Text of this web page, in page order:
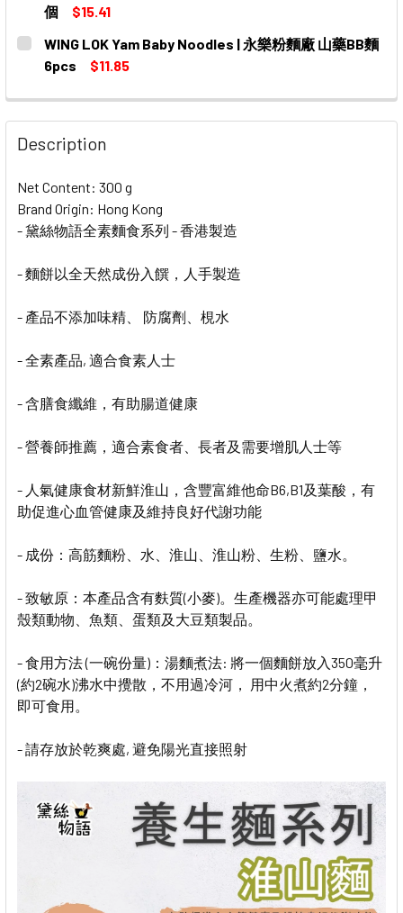
DECREASE QUANTITY OF D&J KALE NOODLES 6PCS | 黛
INCREASE QUANTITY OF D&J KALE NOODLES
個
$15.41
CURRENT
STOCK:
QUANTITY:
DECREASE QUANTITY OF D&J PORCINI NOODLES 6PCS |
INCREASE QUANTITY OF D&J PORCINI
WING LOK Yam Baby Noodles | 永樂粉麵廠 山藥BB麵
6pcs
$11.85
DECREASE QUANTITY OF WING LOK YAM BABY NOODLES |
INCREASE QUANTITY OF WING LOK YAM BABY
Description
Net Content: 300 g
Brand Origin: Hong Kong
- 黛絲物語全素麵食系列 - 香港製造
- 麵餅以全天然成份入饌，人手製造
- 產品不添加味精、 防腐劑、梘水
- 全素產品, 適合食素人士
- 含膳食纖維，有助腸道健康
- 營養師推薦，適合素食者、長者及需要增肌人士等
- 人氣健康食材新鮮淮山，含豐富維他命B6,B1及葉酸，有
助促進心血管健康及維持良好代謝功能
- 成份：高筋麵粉、水、淮山、淮山粉、生粉、鹽水。
- 致敏原：本產品含有麩質(小麥)。生產機器亦可能處理甲
殼類動物、魚類、蛋類及大豆類製品。
- 食用方法 (一碗份量)：湯麵煮法: 將一個麵餅放入350毫升
(約2碗水)沸水中攪散，不用過冷河， 用中火煮約2分鐘，
即可食用。
- 請存放於乾爽處, 避免陽光直接照射